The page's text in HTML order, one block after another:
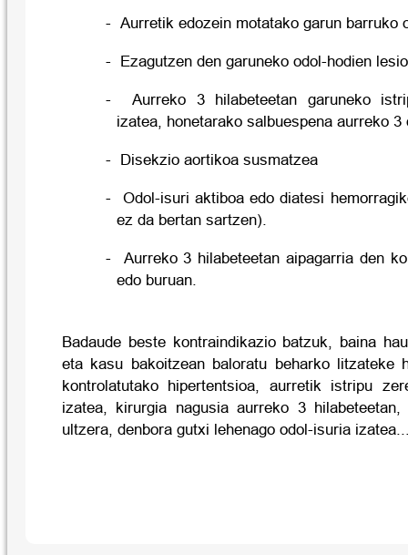
- Aurretik edozein motatako garun barruko
- Ezagutzen den garuneko odol-hodien
- Aurreko 3 hilabeteetan garuneko
izatea, honetarako salbuespena aurreko 3
- Disekzio aortikoa susmatzea
- Odol-isuri aktiboa edo diatesi
ez da bertan sartzen).
- Aurreko 3 hilabeteetan aipagarria den
edo buruan.
Badaude beste kontraindikazio batzuk, baina
eta kasu bakoitzean baloratu beharko litzateke
kontrolatutako hipertentsioa, aurretik istripu
izatea, kirurgia nagusia aurreko 3 hilabeteetan,
ultzera, denbora gutxi lehenago odol-isuria